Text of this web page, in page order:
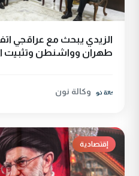
الزيدي يبحث مع عراقجي
طهران وواشنطن وتثبيت
وكالة نون
إقتصادية